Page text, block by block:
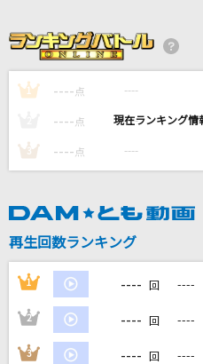
[生音]白い恋人達
群青サバイバル
小松未可子
4na
THE BLUE HEARTS
もっ
1 ---- 点 ----
---- 点 ----
3 ---- 点 ----
再生回数ランキング
1 ---- 回 ----
2 ---- 回 ----
3 ---- 回 ----